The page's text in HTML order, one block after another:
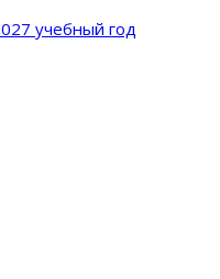
учебный год